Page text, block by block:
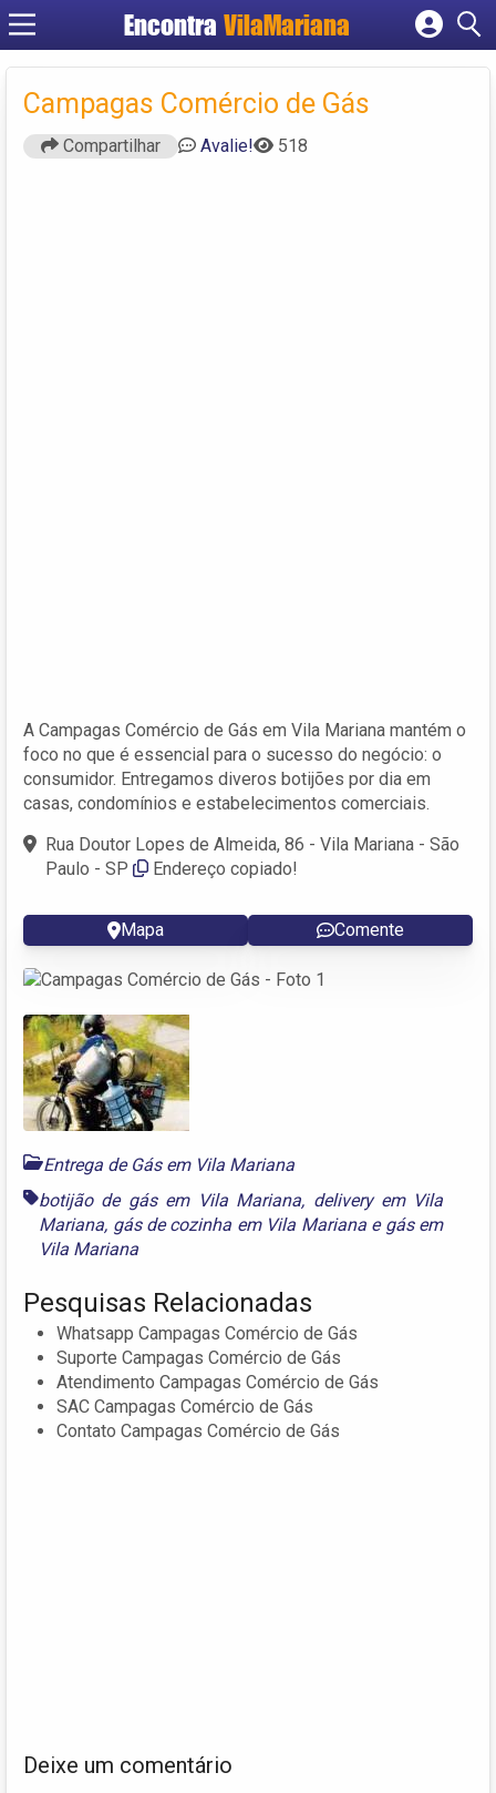
EncontraVilaMariana
Cadastrar empresa
Criar conta
Campagas Comércio de Gás
Compartilhar Avalie! 518
A Campagas Comércio de Gás em Vila Mariana mantém o
foco no que é essencial para o sucesso do negócio: o
consumidor. Entregamos diveros botijões por dia em
casas, condomínios e estabelecimentos comerciais.
Rua Doutor Lopes de Almeida, 86 - Vila Mariana - São
Paulo - SP
Endereço copiado!
Mapa Comente
Entrega de Gás em Vila Mariana
botijão de gás em Vila Mariana, delivery em Vila
Mariana, gás de cozinha em Vila Marianae gás em
Vila Mariana
Pesquisas Relacionadas
Whatsapp Campagas Comércio de Gás
Suporte Campagas Comércio de Gás
Atendimento Campagas Comércio de Gás
SAC Campagas Comércio de Gás
Contato Campagas Comércio de Gás
Deixe um comentário